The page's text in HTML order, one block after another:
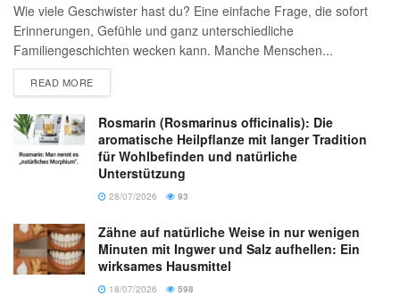
Wie viele Geschwister hast du? Eine einfache Frage, die sofort
Erinnerungen, Gefühle und ganz unterschiedliche
Familiengeschichten wecken kann. Manche Menschen...
READ MORE
Rosmarin (Rosmarinus officinalis): Die
aromatische Heilpflanze mit langer Tradition
für Wohlbefinden und natürliche
Unterstützung
28/07/2026 93
Zähne auf natürliche Weise in nur wenigen
Minuten mit Ingwer und Salz aufhellen: Ein
wirksames Hausmittel
18/07/2026 598